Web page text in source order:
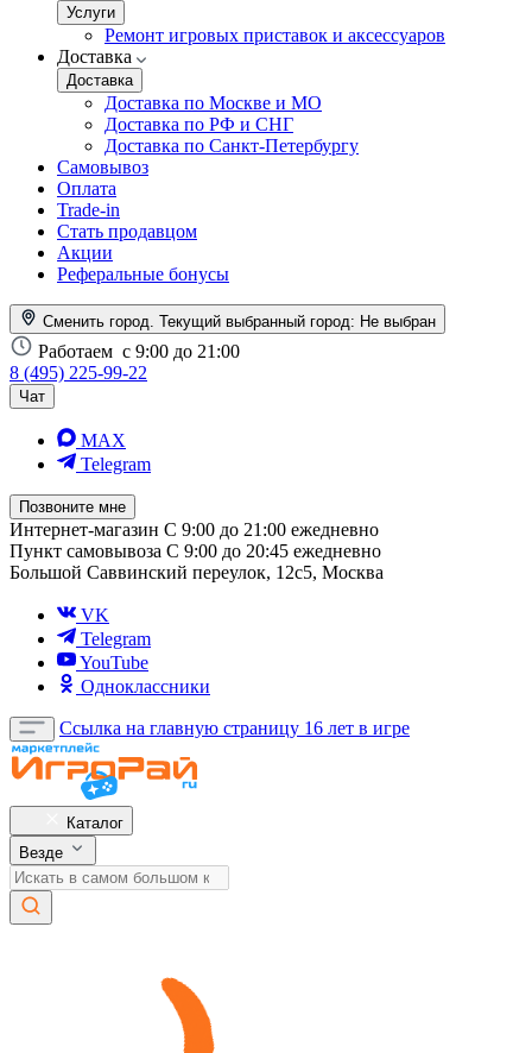
Услуги
Ремонт игровых приставок и аксессуаров
Доставка
Доставка
Доставка по Москве и МО
Доставка по РФ и СНГ
Доставка по Санкт-Петербургу
Самовывоз
Оплата
Trade-in
Стать продавцом
Акции
Реферальные бонусы
Сменить город. Текущий выбранный город: Не выбран
Работаем с 9:00 до 21:00
8 (495) 225-99-22
Чат
MAX
Telegram
Позвоните мне
Интернет-магазин С 9:00 до 21:00 ежедневно
Пункт самовывоза С 9:00 до 20:45 ежедневно
Большой Саввинский переулок, 12с5, Москва
VK
Telegram
YouTube
Одноклассники
Ссылка на главную страницу 16 лет в игре
Каталог
Везде